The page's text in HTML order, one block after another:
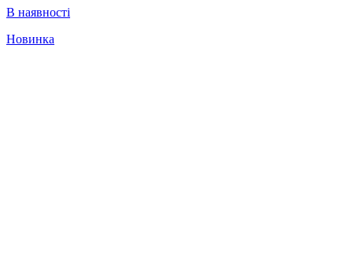
В наявності
Новинка